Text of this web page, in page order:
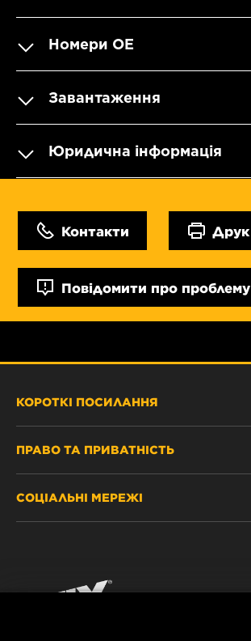
Номери OE
Завантаження
Юридична інформація
Контакти Друк
Повідомити про проблему
КОРОТКІ ПОСИЛАННЯ
ПРАВО ТА ПРИВАТНІСТЬ
ЗАХИСТ ПЕРСОНАЛЬНИХ ДАНИХ
РЕКВІЗИТИ
СОЦІАЛЬНІ МЕРЕЖІ